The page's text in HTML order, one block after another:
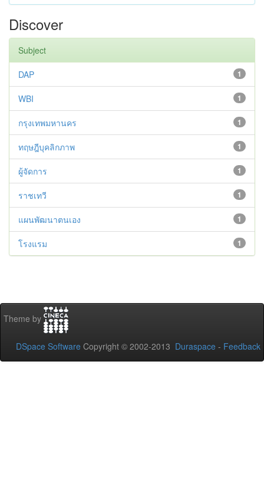
Discover
Subject
1
DAP
1
WBI
1
กรุงเทพมหานคร
1
ทฤษฎีบุคลิกภาพ
1
ผู้จัดการ
1
ราชเทวี
1
แผนพัฒนาตนเอง
1
โรงแรม
Theme by
DSpace Software Copyright © 2002-2013 Duraspace - Feedback